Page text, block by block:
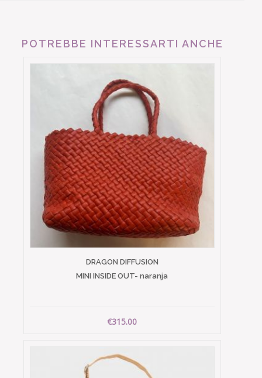
POTREBBE INTERESSARTI ANCHE
DRAGON DIFFUSION
MINI INSIDE OUT- naranja
€315.00